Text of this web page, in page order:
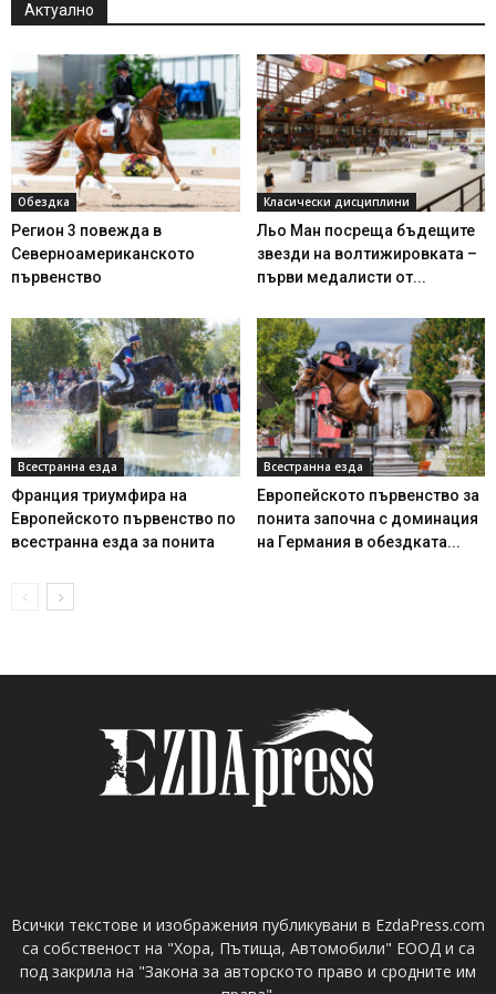
Актуално
Обездка
Регион 3 повежда в
Северноамериканското
първенство
Класически дисциплини
Льо Ман посреща бъдещите
звезди на волтижировката –
първи медалисти от...
Всестранна езда
Франция триумфира на
Европейското първенство по
всестранна езда за понита
Всестранна езда
Европейското първенство за
понита започна с доминация
на Германия в обездката...
Всички текстове и изображения публикувани в EzdaPress.com
са собственост на "Хора, Пътища, Автомобили" ЕООД и са
под закрила на "Закона за авторското право и сродните им